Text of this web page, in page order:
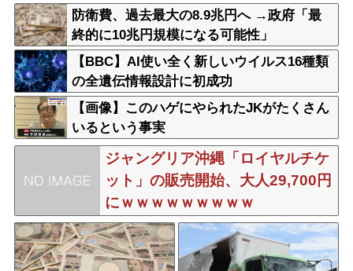
防衛費、過去最大の8.9兆円へ →政府「最
終的に10兆円規模になる可能性」
【BBC】AI使い全く新しいウイルス16種類
の全遺伝情報設計に初成功
【画像】このハゲにやられたJKがたくさん
いるという事実
ジャングリア沖縄「ロイヤルチケ
ット」の販売開始、大人29,700円
にｗｗｗｗｗｗｗｗｗ